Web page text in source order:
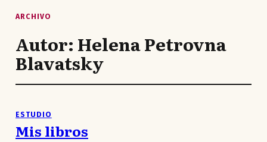
ARCHIVO
Autor: Helena Petrovna
Blavatsky
ESTUDIO
Mis libros